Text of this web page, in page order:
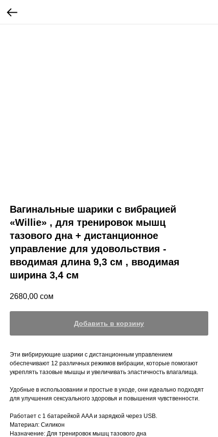
Вагинальные шарики с вибрацией
«Willie» , для тренировок мышц
тазового дна + дистанционное
управление для удовольствия -
вводимая длина 9,3 см , вводимая
ширина 3,4 см
2680,00 сом
Добавить в корзину
Эти вибрирующие шарики с дистанционным управлением
обеспечивают 12 различных режимов вибрации, которые помогают
укреплять тазовые мышцы и увеличивать эластичность влагалища.
Удобные в использовании и простые в уходе, они идеально подходят
для улучшения сексуального здоровья и повышения чувственности.
Работает с 1 батарейкой AAA и зарядкой через USB.
Материал: Силикон
Назначение: Для тренировок мышц тазового дна